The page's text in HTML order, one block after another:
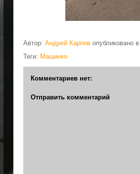
Автор: Андрей Карпов опубликовано
Теги: Машинко
Комментариев нет:
Отправить комментарий